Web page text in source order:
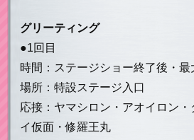
グリーティング
●1回目
時間：ステージショー終了後・最
場所：特設ステージ入口
応接：ヤマシロン・アオイロン
イ仮面・修羅王丸